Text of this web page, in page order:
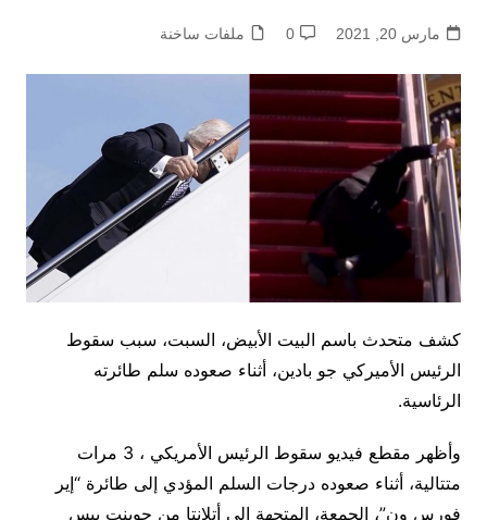
مارس 20, 2021 0 ملفات ساخنة
كشف متحدث باسم البيت الأبيض، السبت، سبب سقوط
الرئيس الأميركي جو بادين، أثناء صعوده سلم طائرته
الرئاسية.
وأظهر مقطع فيديو سقوط الرئيس الأمريكي ، 3 مرات
متتالية، أثناء صعوده درجات السلم المؤدي إلى طائرة “إير
فورس ون”، الجمعة، المتجهة إلى أتلانتا من جوينت بيس